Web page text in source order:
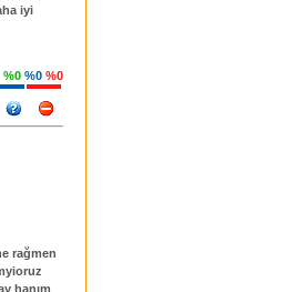
iyi
%0 %0 %0
rağmen
hanım